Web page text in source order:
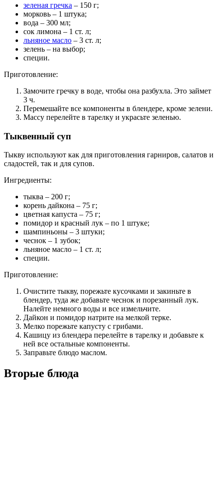
зеленая гречка – 150 г;
морковь – 1 штука;
вода – 300 мл;
сок лимона – 1 ст. л;
льняное масло – 3 ст. л;
зелень – на выбор;
специи.
Приготовление:
Замочите гречку в воде, чтобы она разбухла. Это займет
3 ч.
Перемешайте все компоненты в блендере, кроме зелени.
Массу перелейте в тарелку и украсьте зеленью.
Тыквенный суп
Тыкву используют как для приготовления гарниров, салатов и
сладостей, так и для супов.
Ингредиенты:
тыква – 200 г;
корень дайкона – 75 г;
цветная капуста – 75 г;
помидор и красный лук – по 1 штуке;
шампиньоны – 3 штуки;
чеснок – 1 зубок;
льняное масло – 1 ст. л;
специи.
Приготовление:
Очистите тыкву, порежьте кусочками и закиньте в
блендер, туда же добавьте чеснок и порезанный лук.
Налейте немного воды и все измельчите.
Дайкон и помидор натрите на мелкой терке.
Мелко порежьте капусту с грибами.
Кашицу из блендера перелейте в тарелку и добавьте к
ней все остальные компоненты.
Заправьте блюдо маслом.
Вторые блюда